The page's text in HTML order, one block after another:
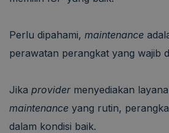
Perlu dipahami, maintenance
perawatan perangkat yang wajib
Jika provider menyediakan
maintenance yang rutin,
dalam kondisi baik.